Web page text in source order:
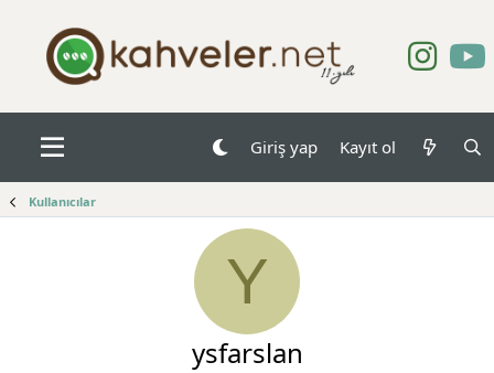
Giriş yap Kayıt ol
Kullanıcılar
Y
ysfarslan